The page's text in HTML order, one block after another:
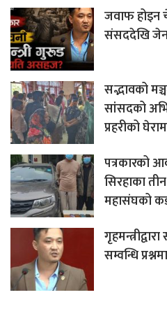
जवाफ होइन
संसददेखि
सद्भावको
सांसदको
प्रहरीको
पत्रकारको
सिरहाका
महासंघको
सम्वन्धि